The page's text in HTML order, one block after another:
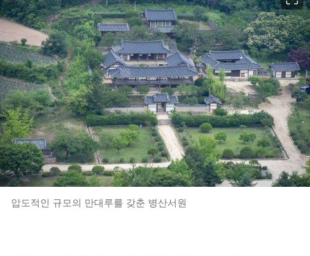
압도적인 규모의 만대루를 갖춘 병산서원